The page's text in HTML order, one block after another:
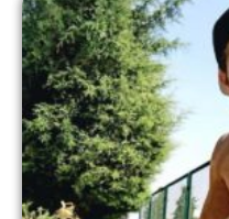
foto de sunga. “Que
❤️”, disse um seguidor.
maravilhoso”, disse
esse sim vale a pena,
admiradora. A imagem